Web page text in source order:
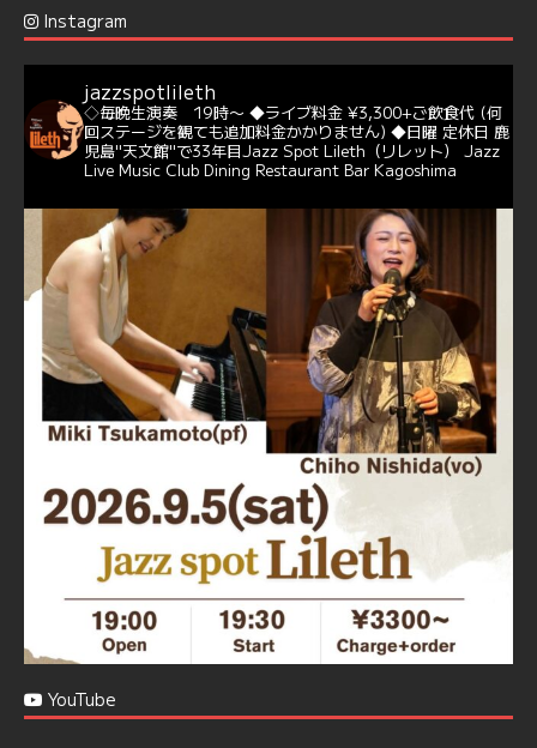
@delightful_gang
バー♪♬
当店での演奏シーンもご覧いただけます❣❣
#天文館ミリオネーション #ジャミラ #クリスマスソング
https://youtu.be/2lhypP4KWc4?si=CEbY-wEg5HDc_iEv
6 Twitter
Jazz Spot Lilet · 11 11月 2024
忘年会＆新年会 ご予約承り中❣❣
☆窓辺から天文館ミリオネーション
☆JAZZの生演奏を聴きながら♪
☆地産地消に拘ったフードメニュー
プラン内容はご予算とご要望に応じてアレンジ可能ですの
で、お気軽にお問い合せください
https://jazzspotlileth.com/recommend/8650
6 7 Twitter
Load More
Instagram
jazzspotlileth
◇毎晩生演奏 19時〜 ◆ライブ料金 ¥3,300+ご飲食代 (何
回ステージを観ても追加料金かかりません) ◆日曜 定休日 鹿
児島"天文館"で33年目Jazz Spot Lileth（リレット）
Jazz
Live Music Club Dining Restaurant Bar Kagoshima
YouTube